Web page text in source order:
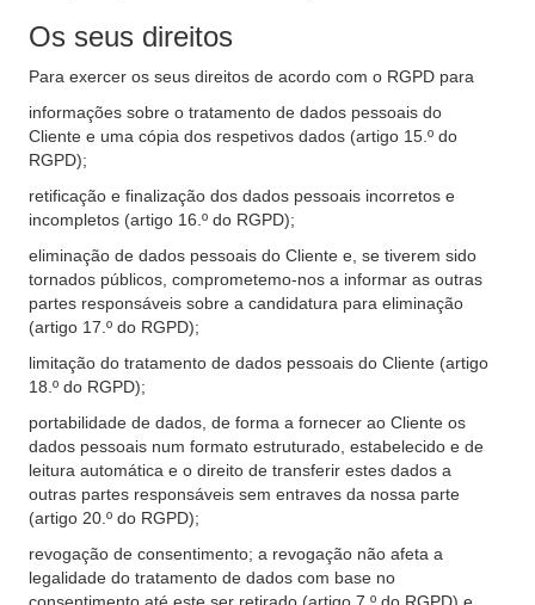
Os seus direitos
Para exercer os seus direitos de acordo com o RGPD para
informações sobre o tratamento de dados pessoais do
Cliente e uma cópia dos respetivos dados (artigo 15.º do
RGPD);
retificação e finalização dos dados pessoais incorretos e
incompletos (artigo 16.º do RGPD);
eliminação de dados pessoais do Cliente e, se tiverem sido
tornados públicos, comprometemo-nos a informar as outras
partes responsáveis sobre a candidatura para eliminação
(artigo 17.º do RGPD);
limitação do tratamento de dados pessoais do Cliente (artigo
18.º do RGPD);
portabilidade de dados, de forma a fornecer ao Cliente os
dados pessoais num formato estruturado, estabelecido e de
leitura automática e o direito de transferir estes dados a
outras partes responsáveis sem entraves da nossa parte
(artigo 20.º do RGPD);
revogação de consentimento; a revogação não afeta a
legalidade do tratamento de dados com base no